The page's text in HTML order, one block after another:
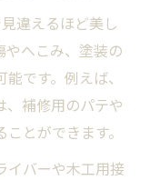
違えるほど美し
やへこみ、塗装の
です。例えば、
、補修用のパテや
とができます。
イバーや木工用接